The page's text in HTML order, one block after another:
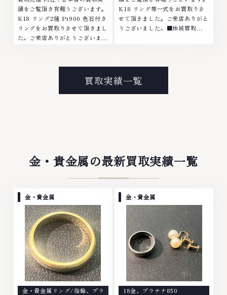
績をご覧頂き有難うございます。
K18 リング2種 Pt900 色石付き
リングをお買取りさせて頂きまし
た。ご来店ありがとうございまし
ブランド衣類 お酒買取りのこと
なら、お任せくださいなかでも
金・プラチナ等のアクセサリー・
貴金属・宝石・ダイヤモンド・ジ
実現しており、他店ではお値段の
軽にご連絡ください。TEL:
0120-959-764営業時間: 10:00
～19:00定休日: 年中無休
K18 リング等一式をお買取りさ
せて頂きました。ご来店ありがと
うございました。■地域買取
さいなかでも金・プラチナ等のア
クセサリー・貴金属・宝石・ダイ
ヤモンド・ジュエリーや ブラン
ド品・時計等は特に自信を持っ
物でも、一点一点丁寧に無料で査
時間: 10:00～19:00定休日: 年中
無休
買取実績一覧
金・貴金属の最新買取実績一覧
金・貴金属
金・貴金属リング/指輪、 プラ
金・貴金属
18金、 プラチナ850